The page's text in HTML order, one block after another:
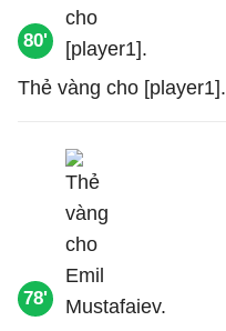
80'
Thẻ vàng cho [player1].
78'